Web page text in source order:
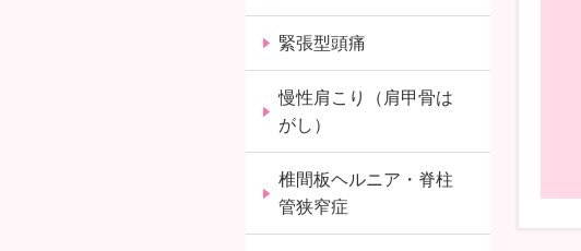
緊張型頭痛
慢性肩こり（肩甲骨は
がし）
椎間板ヘルニア・脊柱
管狭窄症